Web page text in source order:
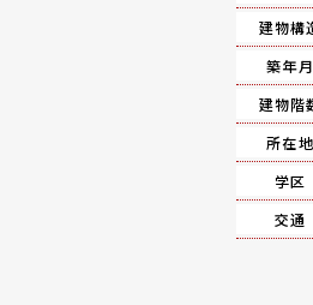
建物構
築年月
建物階
所在地
学区
交通